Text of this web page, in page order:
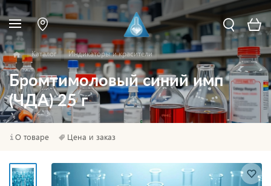
Каталог Индикаторы и красители
Бромтимоловый синий имп
(ЧДА) 25 г
О товаре Цена и заказ